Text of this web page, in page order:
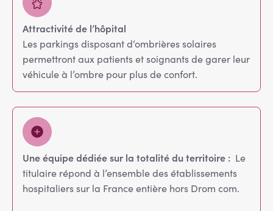
Attractivité de l’hôpital
Les parkings disposant d‘ombrières solaires
permettront aux patients et soignants de garer leur
véhicule à l’ombre pour plus de confort.
Une équipe dédiée sur la totalité du territoire : Le
titulaire répond à l’ensemble des établissements
hospitaliers sur la France entière hors Drom com.